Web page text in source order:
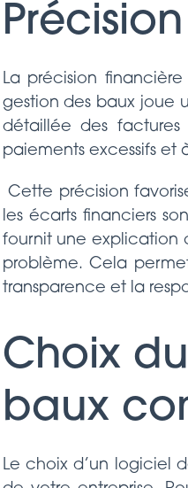
La précision
gestion des baux joue
détaillée des
paiements excessifs et
Cette précision
les écarts financiers
fournit une explication
problème. Cela
transparence et la
Choix
baux
Le choix d’un logiciel